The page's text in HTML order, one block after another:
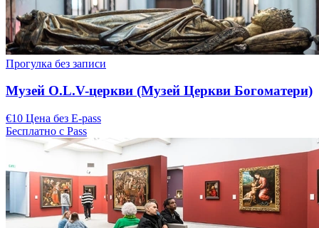
Прогулка без записи
Музей O.L.V-церкви (Музей Церкви Богоматери)
€10 Цена без E-pass
Бесплатно с Pass